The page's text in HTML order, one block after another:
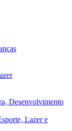
Desenvolvimento
Lazer e